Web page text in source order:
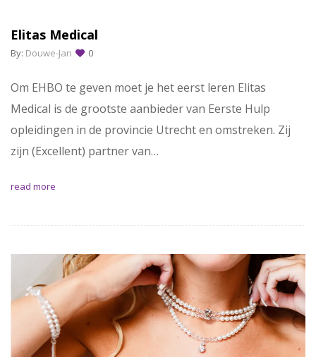
Elitas Medical
By: Douwe-Jan 0
Om EHBO te geven moet je het eerst leren Elitas
Medical is de grootste aanbieder van Eerste Hulp
opleidingen in de provincie Utrecht en omstreken. Zij
zijn (Excellent) partner van…
read more